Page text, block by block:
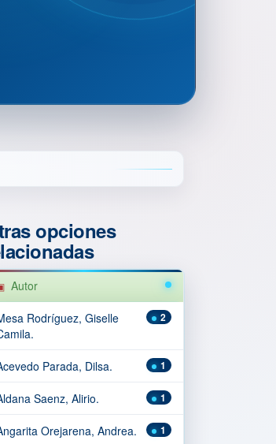
opciones
Autor
2
Rodríguez, Giselle
1
Parada, Dilsa.
1
Saenz, Alirio.
1
Orejarena, Andrea.